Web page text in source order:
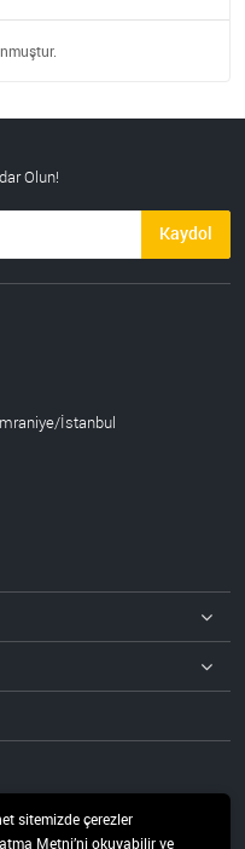
Olun!
Kaydol
İstanbul
sitemizde çerezler
Metni’ni okuyabilir ve